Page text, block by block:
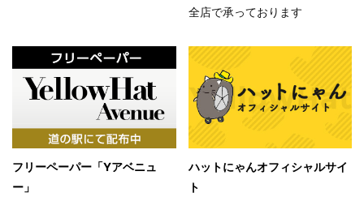
全店で承っております
フリーペーパー「Yアベニュ
ー」
ハットにゃんオフィシャルサイ
ト